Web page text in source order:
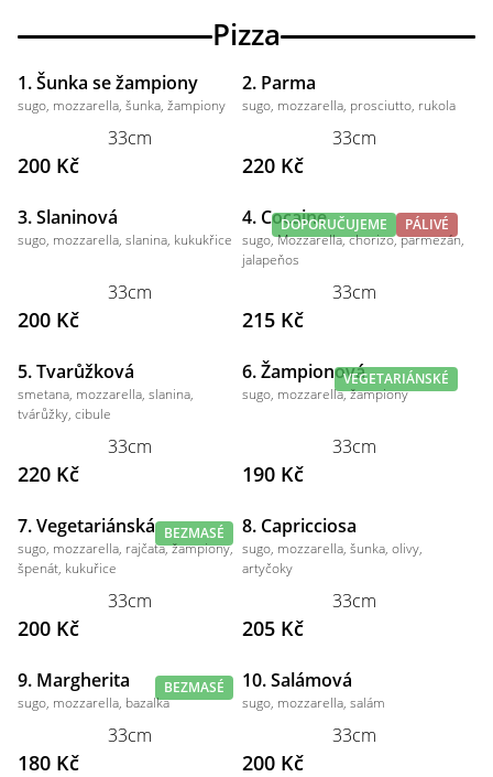
Pizza
1. Šunka se žampiony
sugo, mozzarella, šunka, žampiony
33cm
200 Kč
2. Parma
sugo, mozzarella, prosciutto, rukola
33cm
220 Kč
3. Slaninová
sugo, mozzarella, slanina, kukukřice
33cm
200 Kč
DOPORUČUJEME PÁLIVÉ
4. Cocaine
sugo, Mozzarella, chorizo, parmezán,
jalapeňos
33cm
215 Kč
5. Tvarůžková
smetana, mozzarella, slanina,
tvárůžky, cibule
33cm
220 Kč
VEGETARIÁNSKÉ
6. Žampionová
sugo, mozzarella, žampiony
33cm
190 Kč
BEZMASÉ
7. Vegetariánská
sugo, mozzarella, rajčata, žampiony,
špenát, kukuřice
33cm
200 Kč
8. Capricciosa
sugo, mozzarella, šunka, olivy,
artyčoky
33cm
205 Kč
BEZMASÉ
9. Margherita
sugo, mozzarella, bazalka
33cm
180 Kč
10. Salámová
sugo, mozzarella, salám
33cm
200 Kč